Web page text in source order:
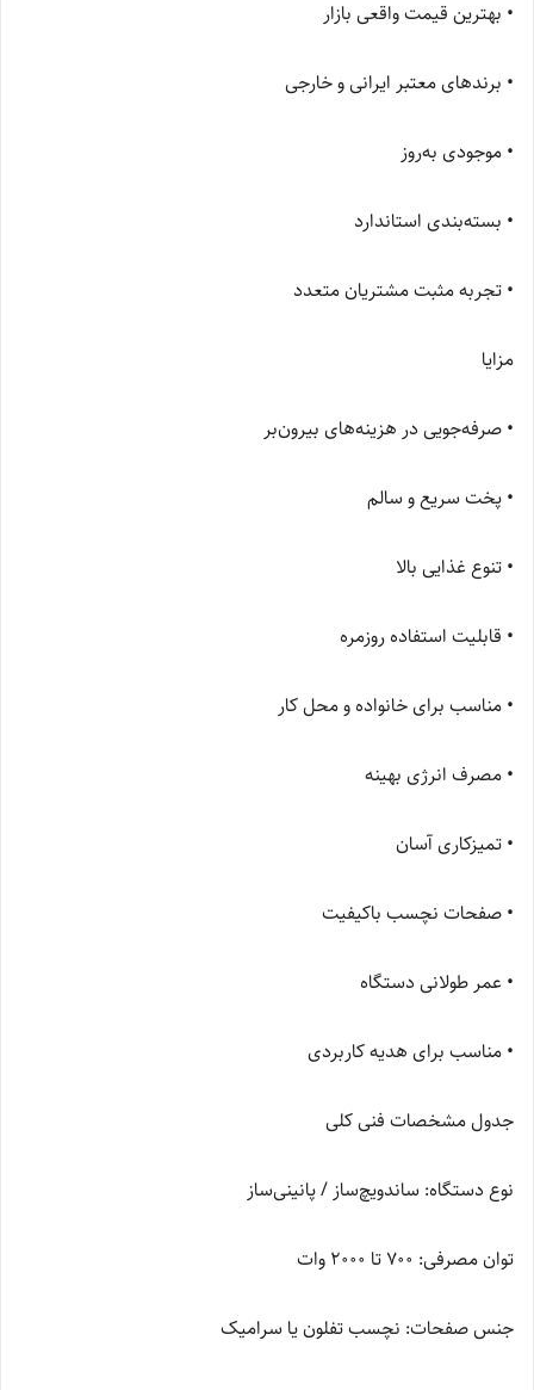
• بهترین قیمت واقعی بازار
• برندهای معتبر ایرانی و خارجی
• موجودی به‌روز
• بسته‌بندی استاندارد
• تجربه مثبت مشتریان متعدد
مزایا
• صرفه‌جویی در هزینه‌های بیرون‌بر
• پخت سریع و سالم
• تنوع غذایی بالا
• قابلیت استفاده روزمره
• مناسب برای خانواده و محل کار
• مصرف انرژی بهینه
• تمیزکاری آسان
• صفحات نچسب باکیفیت
• عمر طولانی دستگاه
• مناسب برای هدیه کاربردی
جدول مشخصات فنی کلی
نوع دستگاه: ساندویچ‌ساز / پانینی‌ساز
توان مصرفی: 700 تا 2000 وات
جنس صفحات: نچسب تفلون یا سرامیک